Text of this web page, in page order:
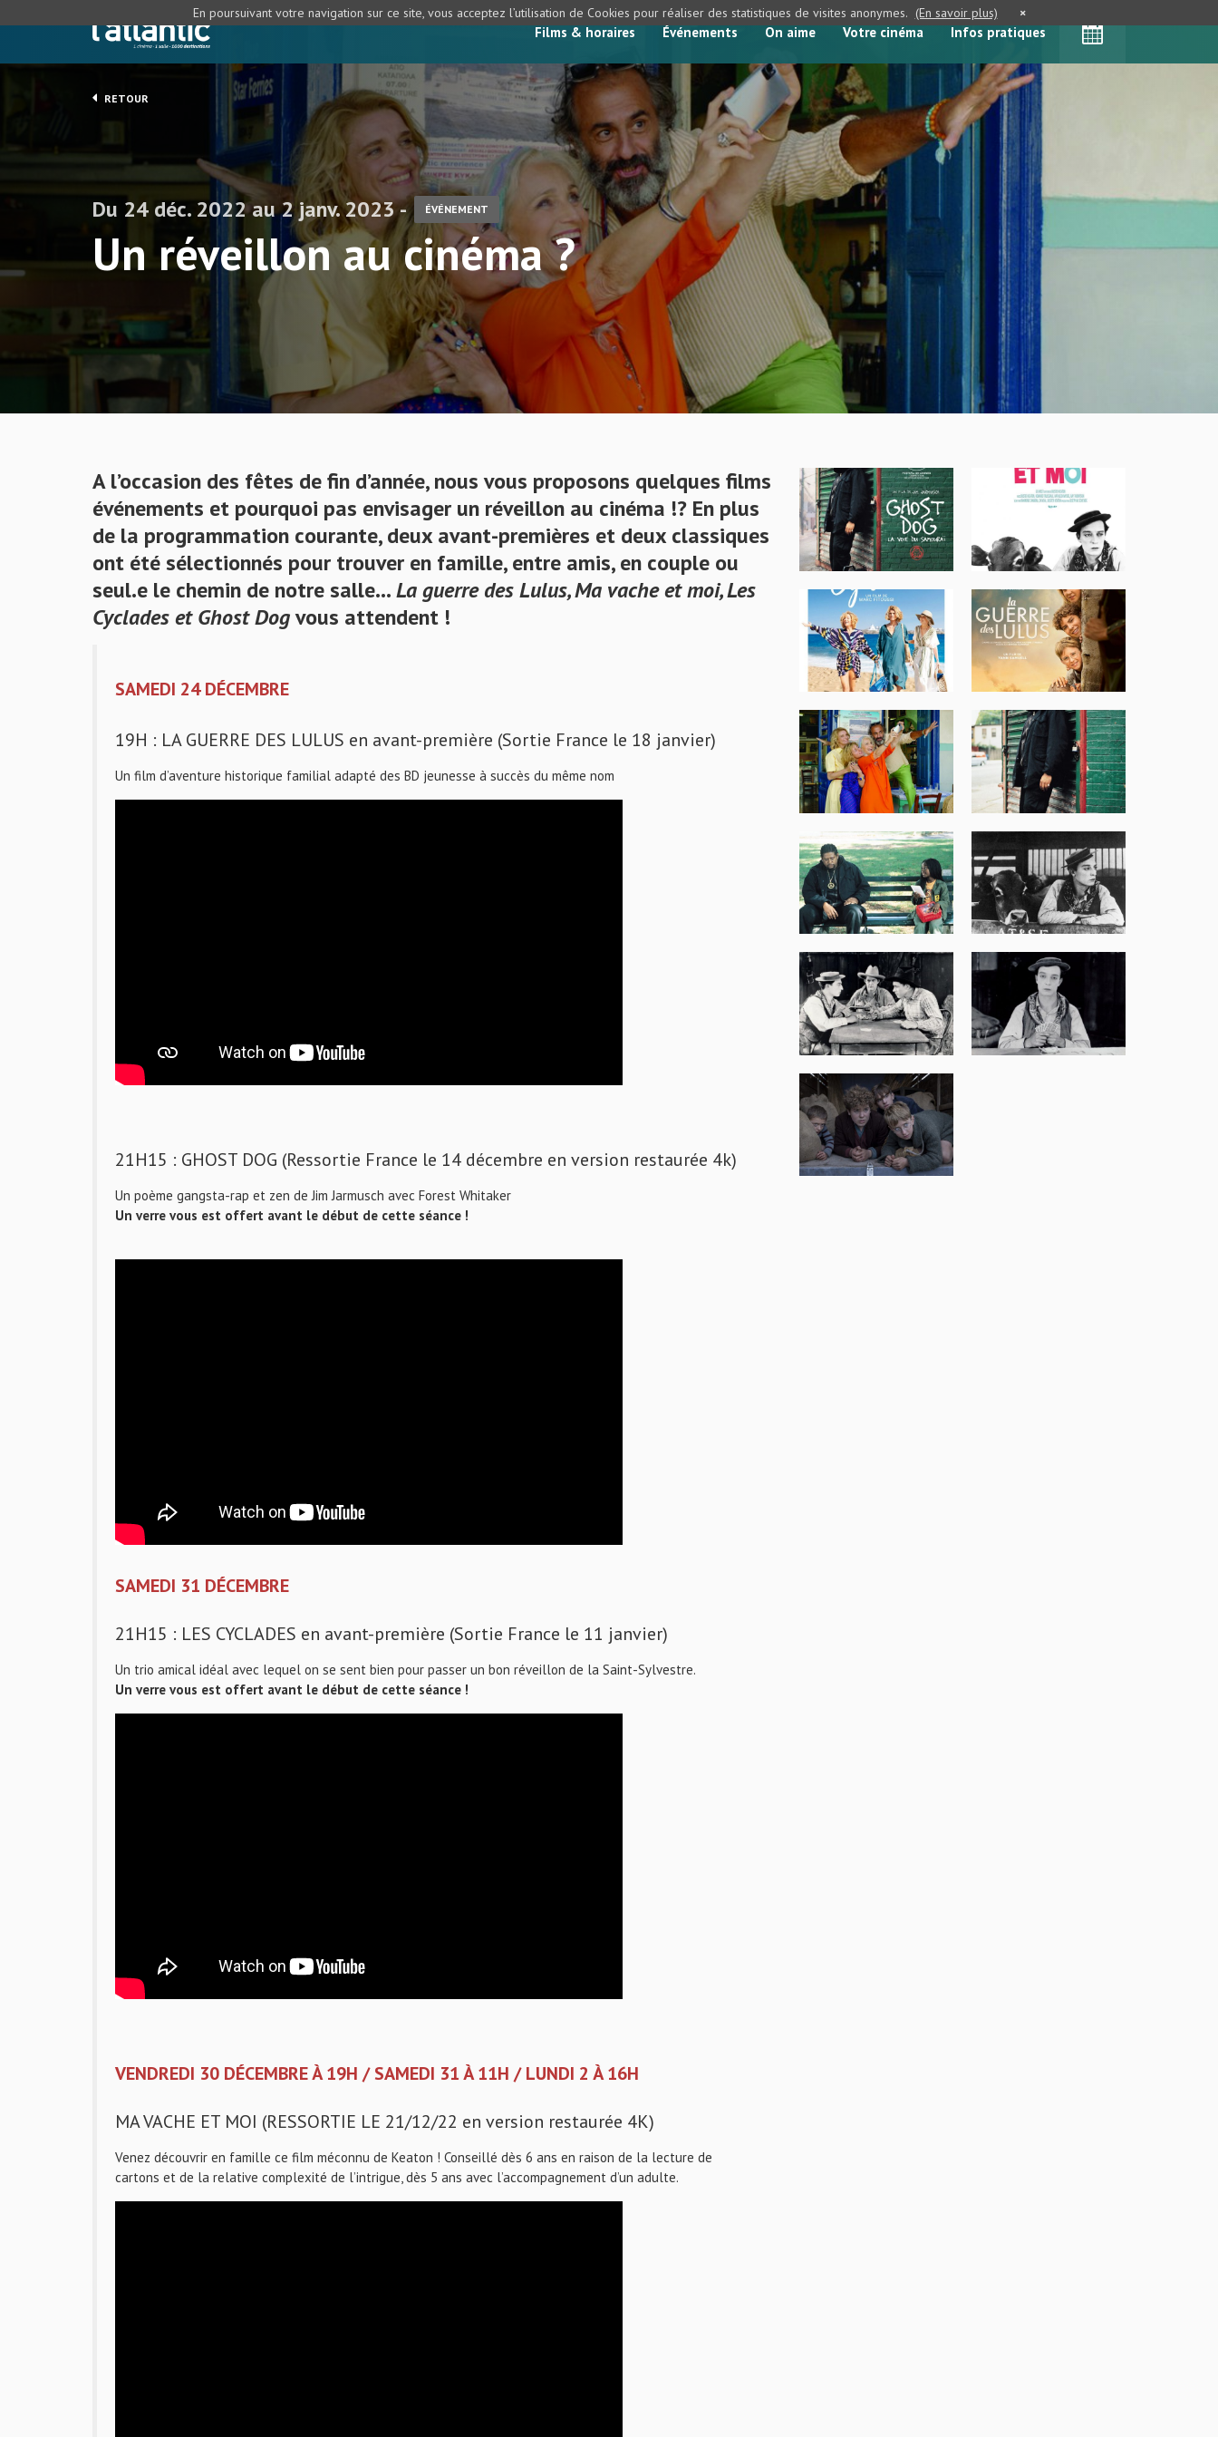
Films & horaires Événements On aime Votre cinéma Infos pratiques
RETOUR
Du 24 déc. 2022 au 2 janv. 2023 - ÉVÉNEMENT
Un réveillon au cinéma ?
A l’occasion des fêtes de fin d’année, nous vous proposons quelques films
événements et pourquoi pas envisager un réveillon au cinéma !? En plus
de la programmation courante, deux avant-premières et deux classiques
ont été sélectionnés pour trouver en famille, entre amis, en couple ou
seul.e le chemin de notre salle…La guerre des Lulus, Ma vache et moi, Les
Cyclades et Ghost Dogvous attendent !
SAMEDI 24 DÉCEMBRE
19H : LA GUERRE DES LULUS en avant-première (Sortie France le 18 janvier)
Un film d’aventure historique familial adapté des BD jeunesse à succès du même nom
21H15 : GHOST DOG (Ressortie France le 14 décembre en version restaurée 4k)
Un poème gangsta-rap et zen de Jim Jarmusch avec Forest Whitaker
Un verre vous est offert avant le début de cette séance !
SAMEDI 31 DÉCEMBRE
21H15 : LES CYCLADES en avant-première (Sortie France le 11 janvier)
Un trio amical idéal avec lequel on se sent bien pour passer un bon réveillon de la Saint-Sylvestre.
Un verre vous est offert avant le début de cette séance !
VENDREDI 30 DÉCEMBRE À 19H / SAMEDI 31 À 11H / LUNDI 2 À 16H
MA VACHE ET MOI (RESSORTIE LE 21/12/22 en version restaurée 4K)
Venez découvrir en famille ce film méconnu de Keaton ! Conseillé dès 6 ans en raison de la lecture de
cartons et de la relative complexité de l’intrigue, dès 5 ans avec l’accompagnement d’un adulte.
En poursuivant votre navigation sur ce site, vous acceptez l’utilisation de Cookies pour réaliser des statistiques de visites anonymes. (En savoir plus) ×